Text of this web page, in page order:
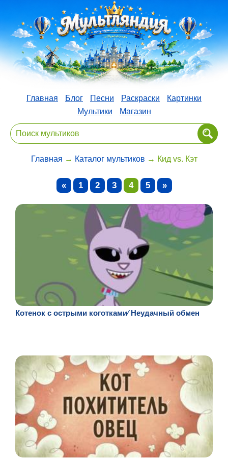
Главная Блог Песни Раскраски
Картинки
Мультики
Магазин
Главная → Каталог мультиков → Кид vs. Кэт
« 1 2 3 4 5 »
Котенок с острыми коготками⁄ Неудачный обмен